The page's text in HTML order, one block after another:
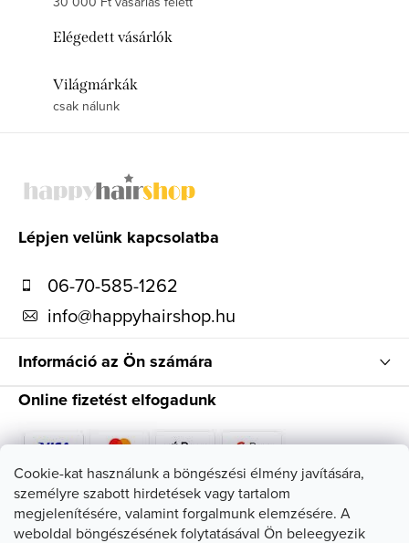
Cookie-kat használunk a böngészési élmény javítására,
személyre szabott hirdetések vagy tartalom
megjelenítésére, valamint forgalmunk elemzésére. A
weboldal böngészésének folytatásával Ön beleegyezik
Elégedett vásárlók
Világmárkák
csak nálunk
Lépjen velünk kapcsolatba
06-70-585-1262
info@happyhairshop.hu
Információ az Ön számára
Online fizetést elfogadunk
Kövessen minket